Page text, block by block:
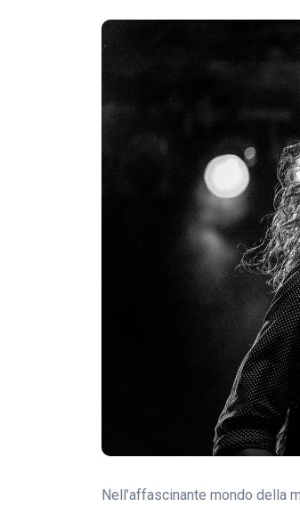
Nell’affascinante mondo della